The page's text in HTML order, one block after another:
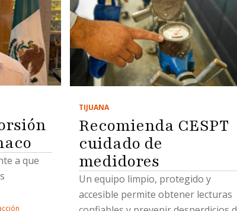
a que
TIJUANA
Recomienda CESPT
cuidado de
medidores
Un equipo limpio, protegido y
accesible permite obtener lecturas